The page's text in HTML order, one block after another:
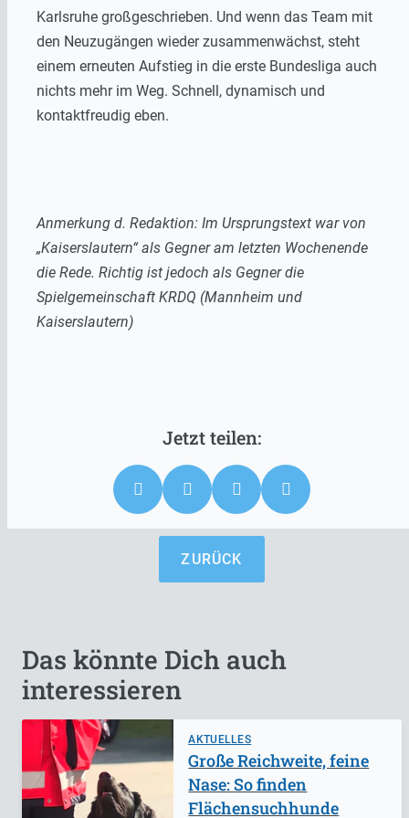
Karlsruhe großgeschrieben. Und wenn das Team mit
den Neuzugängen wieder zusammenwächst, steht
einem erneuten Aufstieg in die erste Bundesliga auch
nichts mehr im Weg. Schnell, dynamisch und
kontaktfreudig eben.
Anmerkung d. Redaktion: Im Ursprungstext war von
„Kaiserslautern“ als Gegner am letzten Wochenende
die Rede. Richtig ist jedoch als Gegner die
Spielgemeinschaft KRDQ (Mannheim und
Kaiserslautern)
ZURÜCK
Das könnte Dich auch
interessieren
AKTUELLES
Große Reichweite, feine
Nase: So finden
Flächensuchhunde